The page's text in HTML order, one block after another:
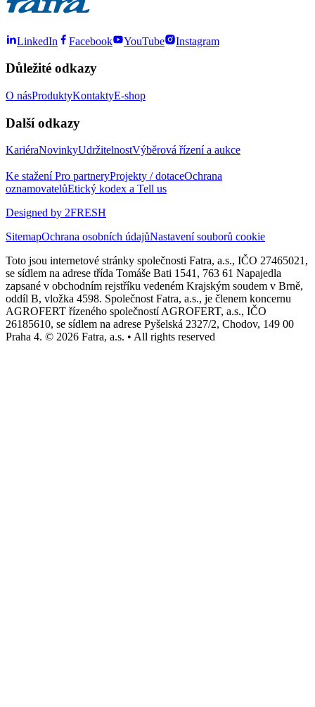
LinkedIn Facebook YouTube Instagram
Důležité odkazy
O násProduktyKontaktyE-shop
Další odkazy
KariéraNovinkyUdržitelnostVýběrová řízení a aukce
Ke staženíPro partneryProjekty / dotaceOchrana
oznamovatelůEtický kodex a Tell us
Designed by 2FRESH
SitemapOchrana osobních údajůNastavení souborů cookie
Toto jsou internetové stránky společnosti Fatra, a.s., IČO 27465021,
se sídlem na adrese třída Tomáše Bati 1541, 763 61 Napajedla
zapsané v obchodním rejstříku vedeném Krajským soudem v Brně,
oddíl B, vložka 4598. Společnost Fatra, a.s., je členem koncernu
AGROFERT řízeného společností AGROFERT, a.s., IČO
26185610, se sídlem na adrese Pyšelská 2327/2, Chodov, 149 00
Praha 4. © 2026 Fatra, a.s. • All rights reserved